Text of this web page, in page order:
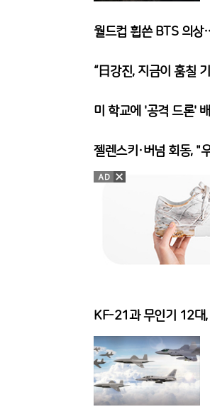
월드컵 휩쓴 BTS 의
“日강진, 지금이 훔칠
미 학교에 '공격 드론'
젤렌스키·버넘 회동, "
KF-21과 무인기 12대